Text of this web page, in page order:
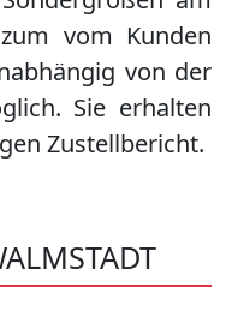
vom Kunden
von der
Sie erhalten
Zustellbericht.